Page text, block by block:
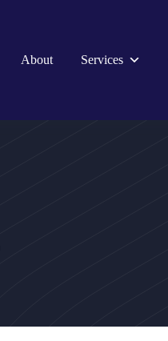
About Services